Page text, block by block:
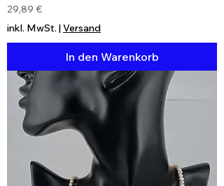
Preis
29,89 €
inkl. MwSt. |Versand
In den Warenkorb